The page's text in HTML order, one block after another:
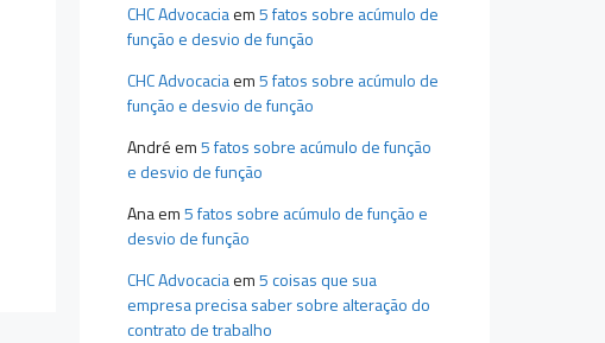
CHC Advocaciaem5 fatos sobre acúmulo de
função e desvio de função
CHC Advocaciaem5 fatos sobre acúmulo de
função e desvio de função
André em5 fatos sobre acúmulo de função
e desvio de função
Anaem5 fatos sobre acúmulo de função e
desvio de função
CHC Advocaciaem5 coisas que sua
empresa precisa saber sobre alteração do
contrato de trabalho